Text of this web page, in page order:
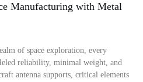
Manufacturing with Metal
of space exploration, every
reliability, minimal weight, and
antenna supports, critical elements